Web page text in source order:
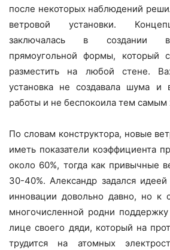
после некоторых наблюдений
ветровой установки.
заключалась в создании
прямоугольной формы, который
разместить на любой стене.
установка не создавала шума и
работы и не беспокоила тем
По словам конструктора, новые
иметь показатели коэффициента
около 60%, тогда как привычные
30-40%. Александр задался
инновации довольно давно, но к
многочисленной родни
лице своего дяди, который на
трудится на атомных